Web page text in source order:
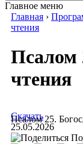
Главное меню
Главная ›
чтения
Псалом
чтения
Псалом 25.
Скачать
25.05.2026